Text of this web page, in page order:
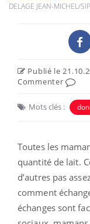
DELAGE JEAN-MICHEL/
Publié le
Commenter
Mots clés : don
Toutes les
quantité de lait.
d’autres pas
comment
échanges sont